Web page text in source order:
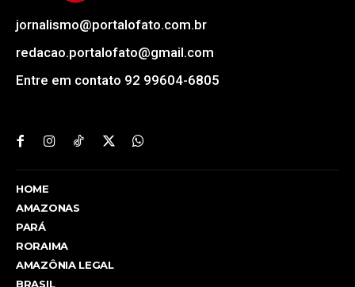
jornalismo@portalofato.com.br
redacao.portalofato@gmail.com
Entre em contato 92 99604-6805
HOME
AMAZONAS
PARÁ
RORAIMA
AMAZÔNIA LEGAL
BRASIL